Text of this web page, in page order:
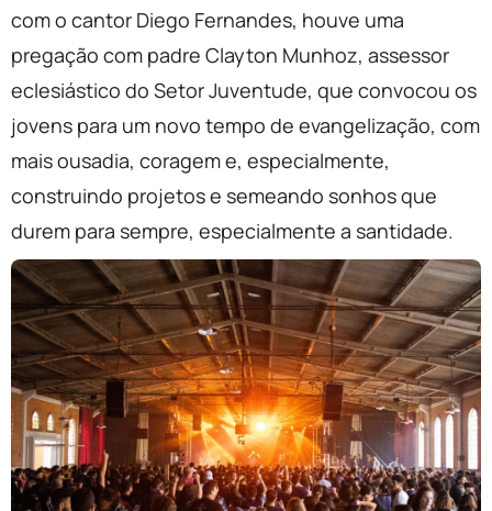
com o cantor Diego Fernandes, houve uma
pregação com padre Clayton Munhoz, assessor
eclesiástico do Setor Juventude, que convocou os
jovens para um novo tempo de evangelização, com
mais ousadia, coragem e, especialmente,
construindo projetos e semeando sonhos que
durem para sempre, especialmente a santidade.